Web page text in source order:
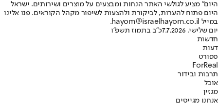
היום" מציע לגולשי האתר הנחות ומבצעים על מוצרים ושירותים. ישראל
היום פתוח להערות, לביקורת ולהצעות לשיפור מקהל הקוראים. פנו אלינו
במייל hayom@israelhayom.co.il.
יום שלישי, 7.7.2026
כ"ב בתמוז תשפ"ו
חדשות
דעות
ספורט
ForReal
תרבות ובידור
אוכל
מגזין
אנחנו מגייסים